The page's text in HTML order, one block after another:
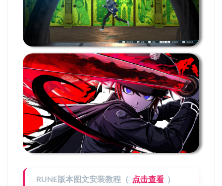
RUNE版本图文安装教程（ 点击查看 ）